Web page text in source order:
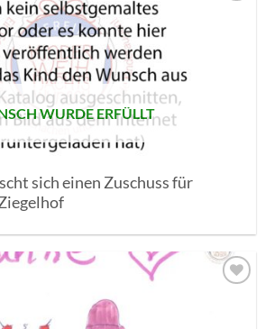
WURDE ERFÜLLT
sich einen Zuschuss für